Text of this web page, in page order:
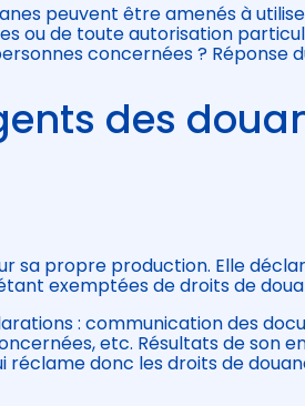
peuvent être amenés à
ou de toute autorisation
concernées ? Réponse
des
sa propre production. Elle
exemptées de droits de
: communication des
etc. Résultats de son
réclame donc les droits de